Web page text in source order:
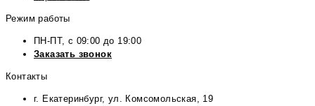
Режим работы
ПН-ПТ, с 09:00 до 19:00
Заказать звонок
Контакты
г. Екатеринбург, ул. Комсомольская, 19